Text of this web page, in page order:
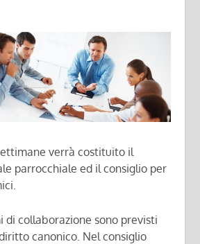
verrà costituito il
parrocchiale ed il consiglio per
di collaborazione sono previsti
canonico. Nel consiglio